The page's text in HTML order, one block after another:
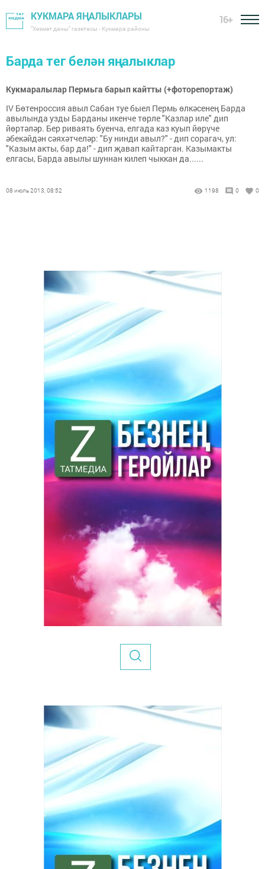
КУКМАРА ЯҢАЛЫКЛАРЫ
"Хезмәт даны" газетасы - Кукмара районы
16+
Барда тег белән яңалыклар
Кукмаралылар Пермьга барып кайтты (+фоторепортаж)
IV Бөтенроссия авыл Сабан туе быел Пермь өлкәсенең Барда
авылында узды Барданы икенче төрле "Казлар иле" дип
йөртәләр. Бер риваять буенча, елгада каз куып йөрүче
әбекәйдән сәяхәтчеләр: "Бу нинди авыл?" - дип сорагач, ул:
"Казым акты, бар да!" - дип җавап кайтарган. Казымакты
елгасы, Барда авылы шуннан килеп чыккан да......
08 июль 2013, 08:52 1198 0 0